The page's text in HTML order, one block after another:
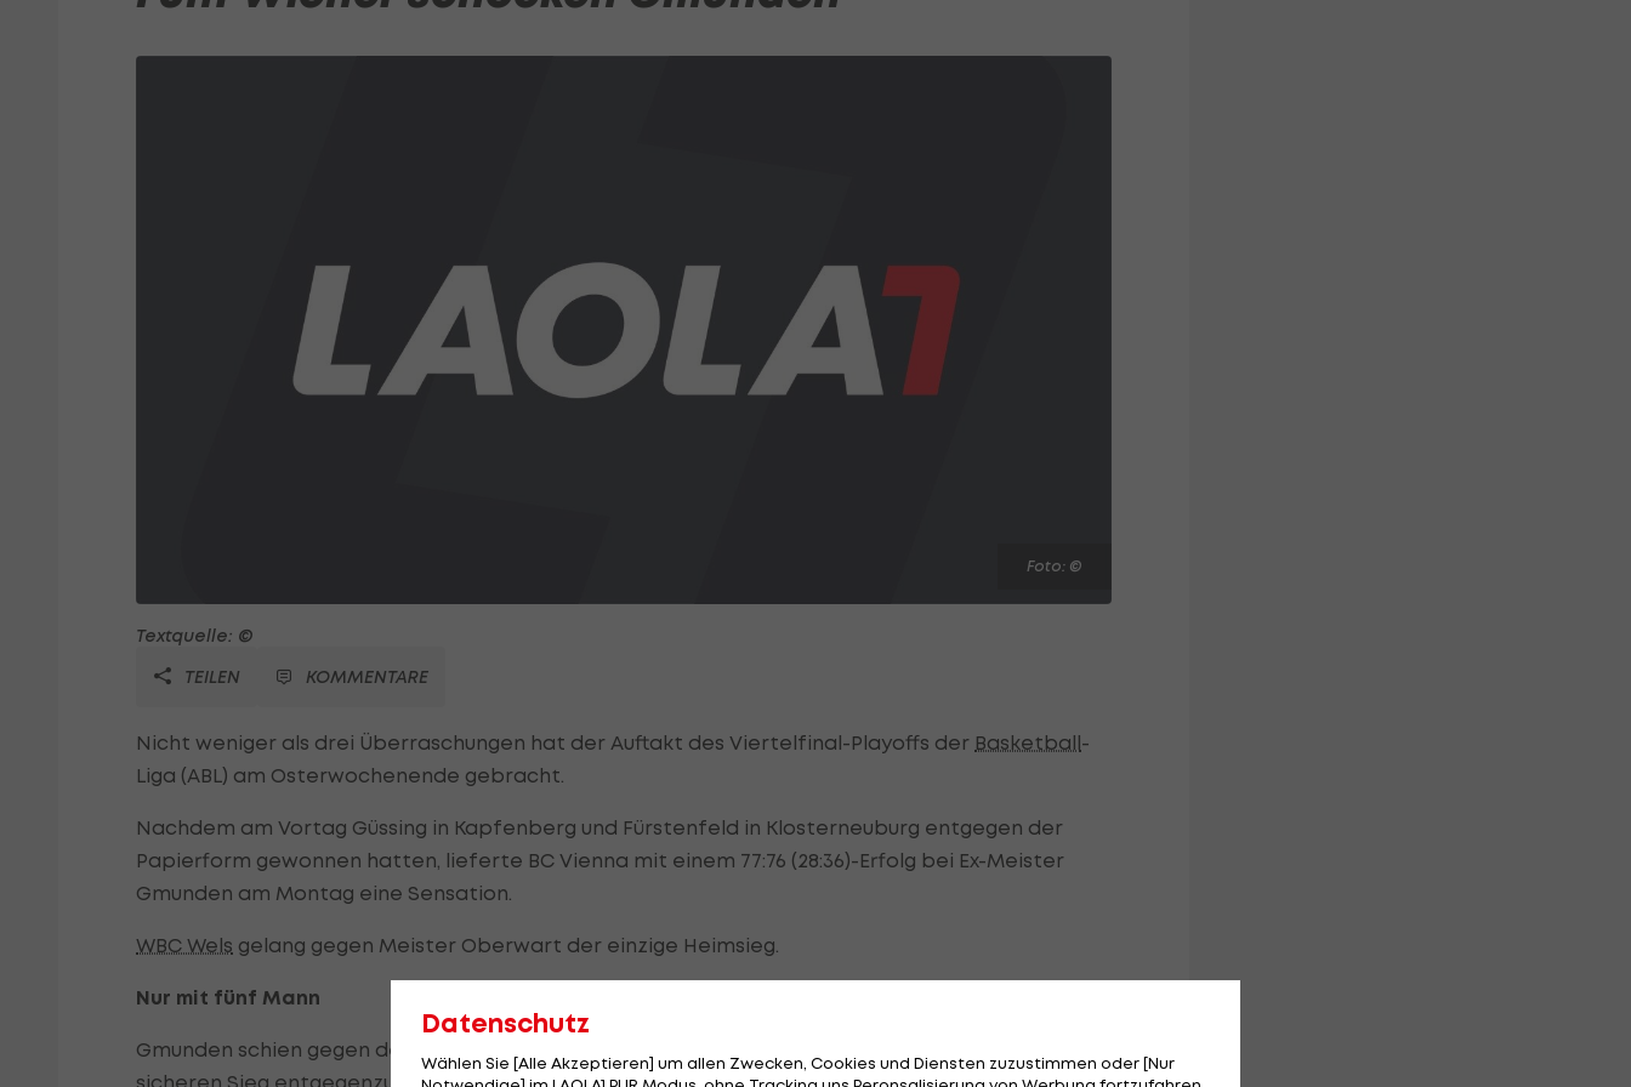
Foto: ©
Textquelle: ©
TEILEN
KOMMENTARE
Nicht weniger als drei Überraschungen hat der Auftakt des Viertelfinal-Playoffs der Basketball-
Liga (ABL) am Osterwochenende gebracht.
Nachdem am Vortag Güssing in Kapfenberg und Fürstenfeld in Klosterneuburg entgegen der
Papierform gewonnen hatten, lieferte BC Vienna mit einem 77:76 (28:36)-Erfolg bei Ex-Meister
Gmunden am Montag eine Sensation.
WBC Wels gelang gegen Meister Oberwart der einzige Heimsieg.
Nur mit fünf Mann
Gmunden schien gegen den Außenseiter, der das Match mit nur fünf Mann bestritt, einem
Datenschutz
Wählen Sie [Alle Akzeptieren] um allen Zwecken, Cookies und Diensten zuzustimmen oder [Nur